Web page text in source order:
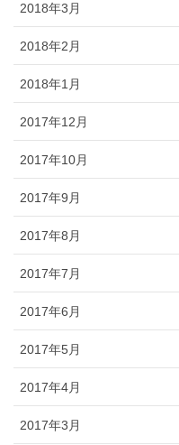
2018年3月
2018年2月
2018年1月
2017年12月
2017年10月
2017年9月
2017年8月
2017年7月
2017年6月
2017年5月
2017年4月
2017年3月